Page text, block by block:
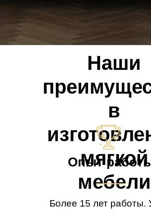
Наши
в
мягкой
мебели
Опыт
Более 15 лет работы.